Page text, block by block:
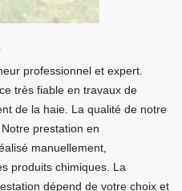
professionnel et expert.
très fiable en travaux de
de la haie. La qualité de notre
prestation en
manuellement,
produits chimiques. La
dépend de votre choix et